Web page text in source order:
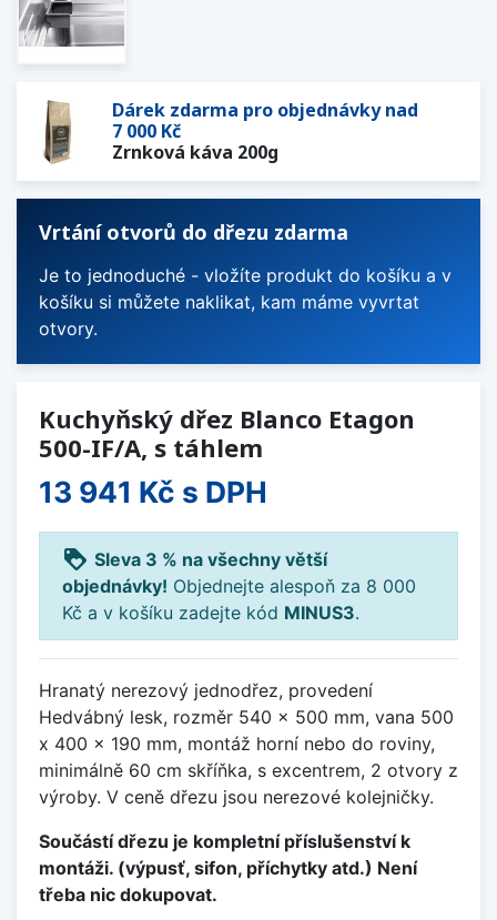
Dárek zdarma pro objednávky nad
7 000 Kč
Zrnková káva 200g
Vrtání otvorů do dřezu zdarma
Je to jednoduché - vložíte produkt do košíku a v
košíku si můžete naklikat, kam máme vyvrtat
otvory.
Kuchyňský dřez Blanco Etagon
500-IF/A, s táhlem
13 941 Kč s DPH
loyalty Sleva 3 % na všechny větší
objednávky! Objednejte alespoň za 8 000
Kč a v košíku zadejte kód MINUS3.
Hranatý nerezový jednodřez, provedení
Hedvábný lesk, rozměr 540 x 500 mm, vana 500
x 400 x 190 mm, montáž horní nebo do roviny,
minimálně 60 cm skříňka, s excentrem, 2 otvory z
výroby. V ceně dřezu jsou nerezové kolejničky.
Součástí dřezu je kompletní příslušenství k
montáži. (výpusť, sifon, příchytky atd.) Není
třeba nic dokupovat.